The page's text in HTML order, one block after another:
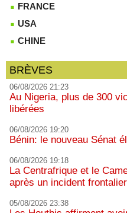
FRANCE
USA
CHINE
BRÈVES
06/08/2026 21:23
Au Nigeria, plus de 300
libérées
06/08/2026 19:20
Bénin: le nouveau Sénat
06/08/2026 19:18
La Centrafrique et le
après un incident frontalier
05/08/2026 23:38